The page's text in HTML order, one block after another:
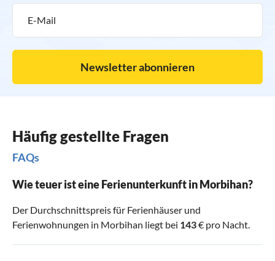
Newsletter abonnieren
Häufig gestellte Fragen
FAQs
Wie teuer ist eine Ferienunterkunft in Morbihan?
Der Durchschnittspreis für Ferienhäuser und
Ferienwohnungen in Morbihan liegt bei 143€ pro Nacht.